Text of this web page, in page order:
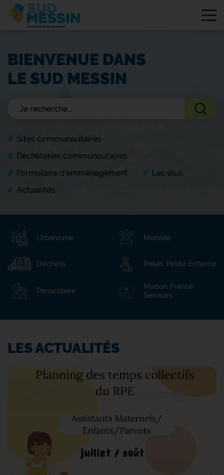
BIENVENUE DANS
LE SUD MESSIN
Sites communautaires
Déchèteries communautaires
Formulaire d'emménagement
Les élus
Actualités
Urbanisme Mobilité
Déchets Relais Petite Enfance
Périscolaire
Maison France
Services
LES ACTUALITÉS